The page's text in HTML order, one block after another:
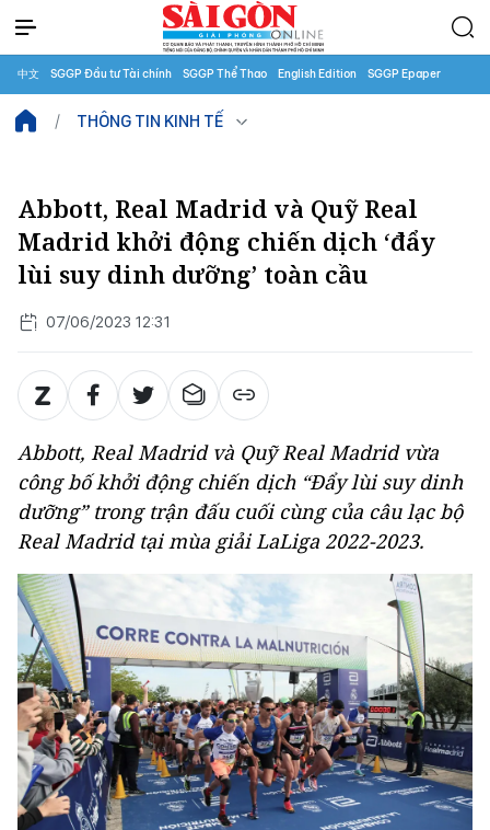
中文 SGGP Đầu tư Tài chính SGGP Thể Thao English Edition SGGP Epaper
THÔNG TIN KINH TẾ
Abbott, Real Madrid và Quỹ Real
Madrid khởi động chiến dịch ‘đẩy
lùi suy dinh dưỡng’ toàn cầu
07/06/2023 12:31
Abbott, Real Madrid và Quỹ Real Madrid vừa
công bố khởi động chiến dịch “Đẩy lùi suy dinh
dưỡng” trong trận đấu cuối cùng của câu lạc bộ
Real Madrid tại mùa giải LaLiga 2022-2023.